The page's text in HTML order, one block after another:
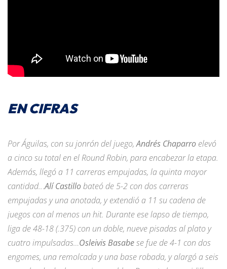
EN CIFRAS
Por Águilas, con su jonrón del juego,Andrés Chaparro elevó
a cinco su total en el Round Robin, para encabezar la etapa.
Además, llegó a 11 carreras empujadas, la quinta mayor
cantidad...Alí Castillobateó de 5-2 con dos carreras
empujadas y una anotada, y extendió a 11 su cadena de
juegos con al menos un hit. Durante ese lapso de tiempo,
liga de 48-18 (.375) con un doble, nueve pisadas al plato y
cuatro impulsadas…Osleivis Basabese fue de 4-1 con dos
engomes, una remolcada y una base robada, y alargó a seis